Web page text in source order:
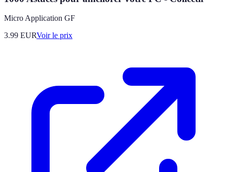
Micro Application GF
3.99 EURVoir le prix